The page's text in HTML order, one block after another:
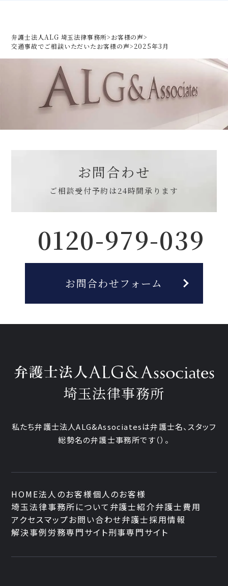
弁護士法人ALG 埼玉法律事務所>お客様の声>
交通事故でご相談いただいたお客様の声>2025年3月
お問合わせ
ご相談受付予約は24時間承ります
0120-979-039
お問合わせフォーム
埼玉法律事務所
私たち弁護士法人ALG&Associatesは弁護士名、スタッフ
総勢名の弁護士事務所です（）。
HOME法人のお客様個人のお客様
埼玉法律事務所について 弁護士紹介弁護士費用
アクセスマップお問い合わせ弁護士採用情報
解決事例労務専門サイト刑事専門サイト